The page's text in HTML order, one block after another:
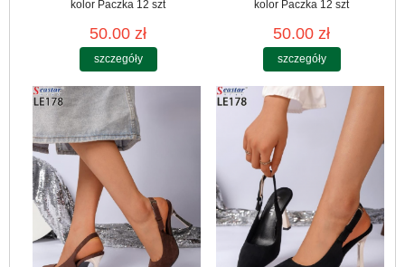
kolor Paczka 12 szt
50.00 zł
szczegóły
kolor Paczka 12 szt
50.00 zł
szczegóły